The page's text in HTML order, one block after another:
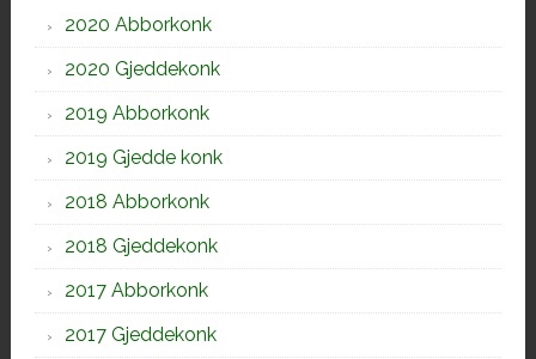
2020 Abborkonk
2020 Gjeddekonk
2019 Abborkonk
2019 Gjedde konk
2018 Abborkonk
2018 Gjeddekonk
2017 Abborkonk
2017 Gjeddekonk